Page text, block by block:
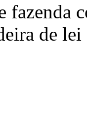
fazenda
de